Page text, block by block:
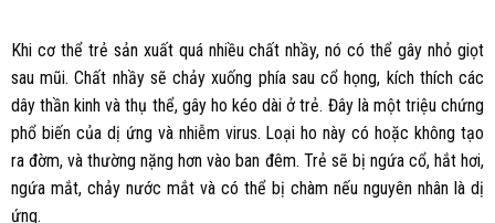
Khi cơ thể trẻ sản xuất quá nhiều chất nhầy, nó có thể gây nhỏ giọt
sau mũi. Chất nhầy sẽ chảy xuống phía sau cổ họng, kích thích các
dây thần kinh và thụ thể, gây ho kéo dài ở trẻ. Đây là một triệu chứng
phổ biến của dị ứng và nhiễm virus. Loại ho này có hoặc không tạo
ra đờm, và thường nặng hơn vào ban đêm. Trẻ sẽ bị ngứa cổ, hắt hơi,
ngứa mắt, chảy nước mắt và có thể bị chàm nếu nguyên nhân là dị
ứng.